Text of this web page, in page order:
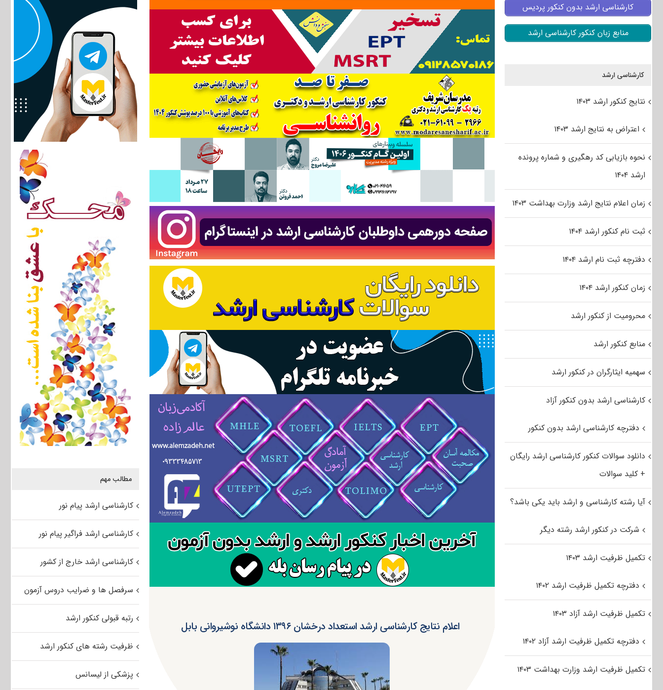
اعلام نتایج کارشناسی ارشد استعداد درخشان ۱۳۹۶ دانشگاه نوشیروانی بابل
مطالب مهم
کارشناسی ارشد پیام نور
کارشناسی ارشد فراگیر پیام نور
کارشناسی ارشد خارج از کشور
سرفصل ها و ضرایب دروس آزمون
رتبه قبولی کنکور ارشد
ظرفیت رشته های کنکور ارشد
پزشکی از لیسانس
کارشناسی ارشد بدون کنکور پردیس
منابع زبان کنکور کارشناسی ارشد
کارشناسی ارشد
نتایج کنکور ارشد ۱۴۰۳
اعتراض به نتایج ارشد ۱۴۰۳
نحوه بازیابی کد رهگیری و شماره پرونده
ارشد ۱۴۰۴
زمان اعلام نتایج ارشد وزارت بهداشت ۱۴۰۳
ثبت نام کنکور ارشد ۱۴۰۴
دفترچه ثبت نام ارشد ۱۴۰۴
زمان کنکور ارشد ۱۴۰۴
محرومیت از کنکور ارشد
منابع کنکور ارشد
سهمیه ایثارگران در کنکور ارشد
کارشناسی ارشد بدون کنکور آزاد
دفترچه کارشناسی ارشد بدون کنکور
دانلود سوالات کنکور کارشناسی ارشد رایگان
+ کلید سوالات
آیا رشته کارشناسی و ارشد باید یکی باشد؟
شرکت در کنکور ارشد رشته دیگر
تکمیل ظرفیت ارشد ۱۴۰۳
دفترچه تکمیل ظرفیت ارشد ۱۴۰۲
تکمیل ظرفیت ارشد آزاد ۱۴۰۳
دفترچه تکمیل ظرفیت ارشد آزاد ۱۴۰۲
تکمیل ظرفیت ارشد وزارت بهداشت ۱۴۰۳